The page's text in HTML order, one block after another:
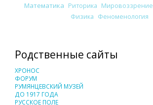
Математика Риторика Мировоззрение
Физика Феноменология
Родственные сайты
ХРОНОС
ФОРУМ
РУМЯНЦЕВСКИЙ МУЗЕЙ
ДО 1917 ГОДА
РУССКОЕ ПОЛЕ